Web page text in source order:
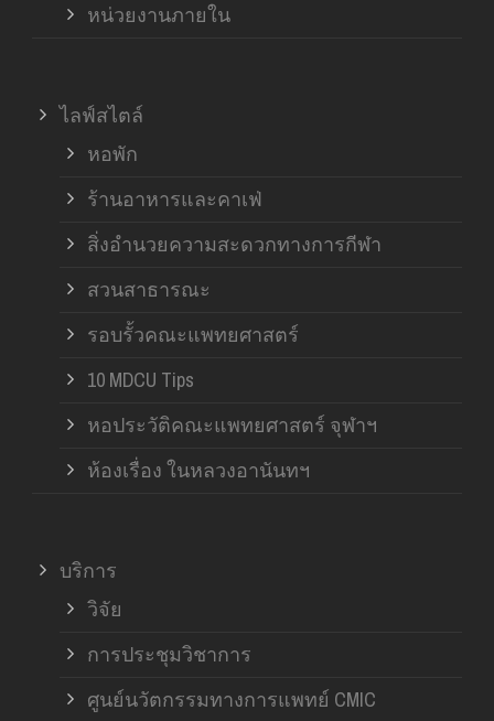
หน่วยงานภายใน
ไลฟ์สไตล์
หอพัก
ร้านอาหารและคาเฟ่
สิ่งอำนวยความสะดวกทางการกีฬา
สวนสาธารณะ
รอบรั้วคณะแพทยศาสตร์
10 MDCU Tips
หอประวัติคณะแพทยศาสตร์ จุฬาฯ
ห้องเรื่อง ในหลวงอานันทฯ
บริการ
วิจัย
การประชุมวิชาการ
ศูนย์นวัตกรรมทางการแพทย์ CMIC